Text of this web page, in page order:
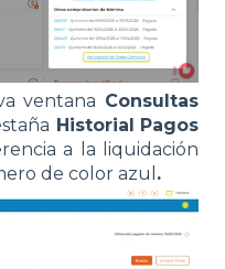
ventana Consultas
Historial Pagos
a la liquidación
de color azul .